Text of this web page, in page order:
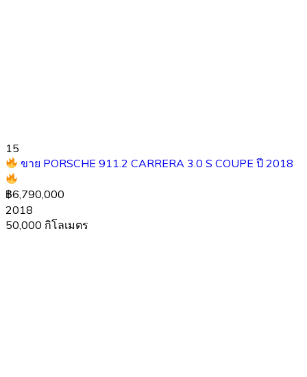
15
ขาย PORSCHE 911.2 CARRERA 3.0 S COUPE ปี 2018
฿6,790,000
2018
50,000 กิโลเมตร